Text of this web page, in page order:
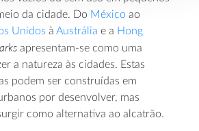
da cidade. Do México ao
Unidos à Austrália e a Hong
apresentam-se como uma
a natureza às cidades. Estas
podem ser construídas em
por desenvolver, mas
como alternativa ao alcatrão.